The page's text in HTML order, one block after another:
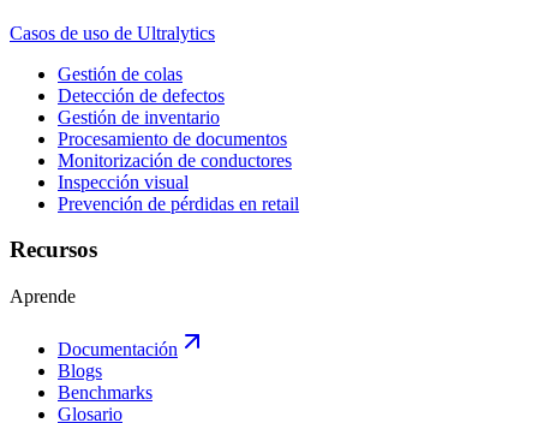
Casos de uso de Ultralytics
Gestión de colas
Detección de defectos
Gestión de inventario
Procesamiento de documentos
Monitorización de conductores
Inspección visual
Prevención de pérdidas en retail
Recursos
Aprende
Documentación
Blogs
Benchmarks
Glosario